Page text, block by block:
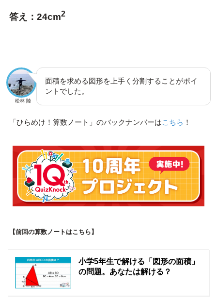
答え：24cm2
松林 陸
面積を求める図形を上手く分割することがポイ
ントでした。
「ひらめけ！算数ノート」のバックナンバーはこちら ！
【前回の算数ノートはこちら】
小学5年生で解ける「図形の面積」
の問題。あなたは解ける？